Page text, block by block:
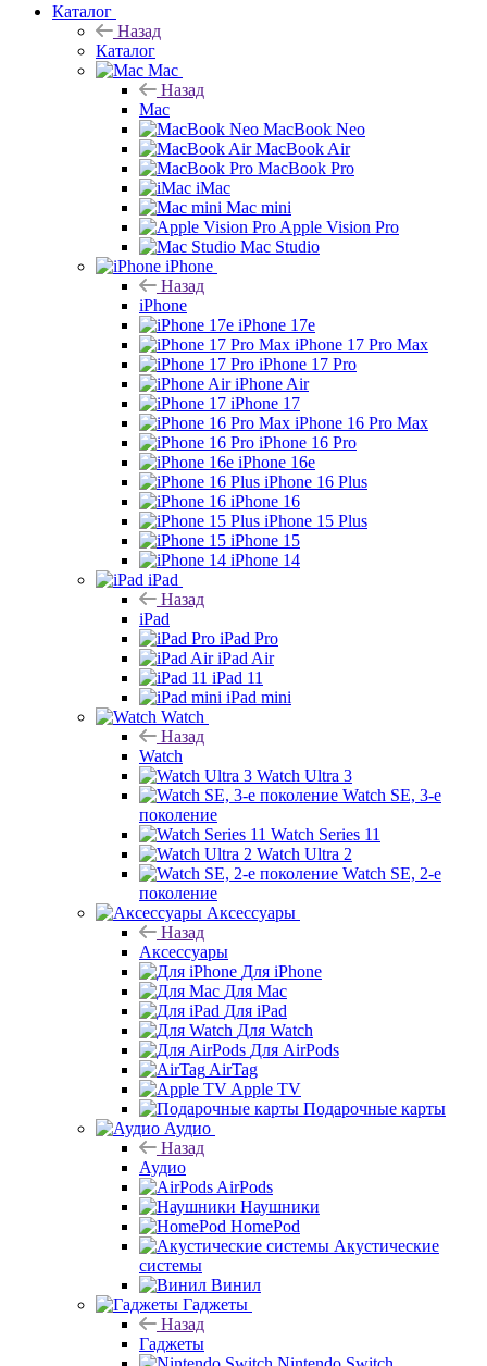
Каталог
Назад
Каталог
Mac
Назад
Mac
MacBook Neo
MacBook Air
MacBook Pro
iMac
Mac mini
Apple Vision Pro
Mac Studio
iPhone
Назад
iPhone
iPhone 17e
iPhone 17 Pro Max
iPhone 17 Pro
iPhone Air
iPhone 17
iPhone 16 Pro Max
iPhone 16 Pro
iPhone 16e
iPhone 16 Plus
iPhone 16
iPhone 15 Plus
iPhone 15
iPhone 14
iPad
Назад
iPad
iPad Pro
iPad Air
iPad 11
iPad mini
Watch
Назад
Watch
Watch Ultra 3
Watch SE, 3-е
поколение
Watch Series 11
Watch Ultra 2
Watch SE, 2-е
поколение
Аксессуары
Назад
Аксессуары
Для iPhone
Для Mac
Для iPad
Для Watch
Для AirPods
AirTag
Apple TV
Подарочные карты
Аудио
Назад
Аудио
AirPods
Наушники
HomePod
Акустические
системы
Винил
Гаджеты
Назад
Гаджеты